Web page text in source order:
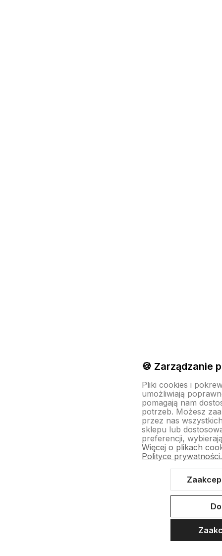
🍪 Zarządzanie
Pliki cookies i
umożliwiają
pomagają nam
potrzeb. Możesz
przez nas
sklepu lub
preferencji,
Więcej o plikach
Polityce prywatności.